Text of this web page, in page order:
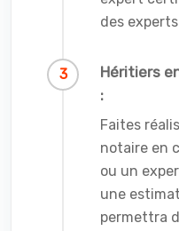
des
Héritiers
:
Faites
notaire en
ou un
une
permettra